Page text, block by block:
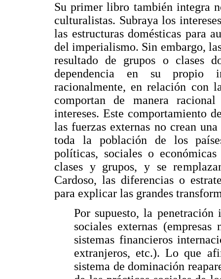
Su primer libro también integra
culturalistas. Subraya los
las estructuras domésticas para
del imperialismo. Sin embargo,
resultado de grupos o clases
dependencia en su propio
racionalmente, en relación con
comportan de manera
intereses. Este comportamiento
las fuerzas externas no crean
toda la población de los
políticas, sociales o
clases y grupos, y se
Cardoso, las diferencias o
para explicar las grandes
Por supuesto, la
sociales externas
sistemas financieros
extranjeros, etc.). Lo que
sistema de dominación